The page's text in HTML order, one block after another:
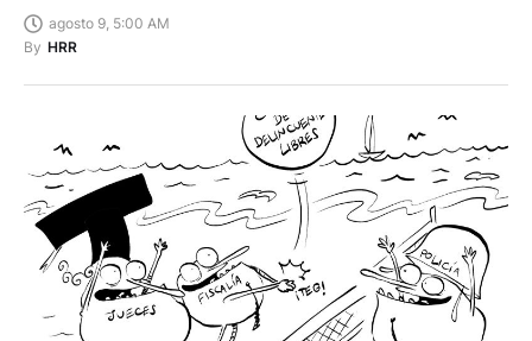
agosto 9, 5:00 AM
By HRR